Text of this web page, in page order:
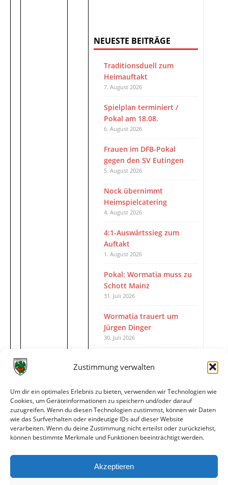
Zustimmung verwalten
Um dir ein optimales Erlebnis zu bieten, verwenden wir Technologien wie
Cookies, um Geräteinformationen zu speichern und/oder darauf
zuzugreifen. Wenn du diesen Technologien zustimmst, können wir Daten
wie das Surfverhalten oder eindeutige IDs auf dieser Website
verarbeiten. Wenn du deine Zustimmung nicht erteilst oder zurückziehst,
können bestimmte Merkmale und Funktionen beeinträchtigt werden.
Akzeptieren
NEUESTE BEITRÄGE
Traditionsduell zum
Heimauftakt
7. August 2026
Spielplan terminiert /
Pokal am 18.08.
6. August 2026
Frauen im DFB-Pokal
gegen den SV Eutingen
5. August 2026
Nock übernimmt
Heimspielcatering
4. August 2026
4:1-Auswärtssieg zum
Auftakt
1. August 2026
Pokal: Wormatia muss zu
Schott Mainz
31. Juli 2026
Wormatia trauert um
Jürgen Dinger
30. Juli 2026
28. Juli 2026
Neuer Rückensponsor
28. Juli 2026
Neue Podcast-Folge: So
tickt Björn!
27. Juli 2026